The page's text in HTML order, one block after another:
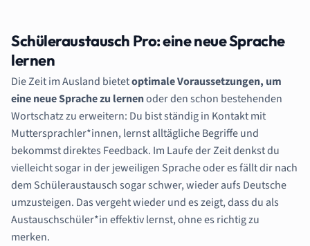
Schüleraustausch Pro: eine neue Sprache
lernen
Die Zeit im Ausland bietetoptimale Voraussetzungen, um
eine neue Sprache zu lernenoder den schon bestehenden
Wortschatz zu erweitern: Du bist ständig in Kontakt mit
Muttersprachler*innen, lernst alltägliche Begriffe und
bekommst direktes Feedback. Im Laufe der Zeit denkst du
vielleicht sogar in der jeweiligen Sprache oder es fällt dir nach
dem Schüleraustausch sogar schwer, wieder aufs Deutsche
umzusteigen. Das vergeht wieder und es zeigt, dass du als
Austauschschüler*in effektiv lernst, ohne es richtig zu
merken.